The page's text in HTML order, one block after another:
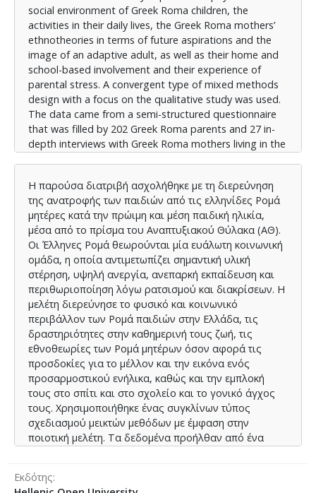
social environment of Greek Roma children, the
activities in their daily lives, the Greek Roma mothers’
ethnotheories in terms of future aspirations and the
image of an adaptive adult, as well as their home and
school-based involvement and their experience of
parental stress. A convergent type of mixed methods
design with a focus on the qualitative study was used.
The data came from a semi-structured questionnaire
that was filled by 202 Greek Roma parents and 27 in-
depth interviews with Greek Roma mothers living in the
The Greek Roma parents had medium to high
educational aspirations and viewed education as
vehicles to upward social mobility and improvement of
living standards. Both the qualitative and quantitative
studies showed Greek Roma parents’ home and
school-based involvement was low. Further analysis
showed that different factors affected the
performance of learning activities in the home for each
age group. Also, the unique role of social support in
the parenting of Greek Roma was revealed. The
qualitative findings showed that the main source of
stress was lack of financial resources. Finally, the results
confirmed that the three subsystems of DN influence
each other and that different aspects of each
subsystem can have a direct or indirect effect on a
different aspect of another subsystem. Practitioners
and policymakers should take this information into
account when developing culturally appropriate
Roma community.
Η παρούσα διατριβή ασχολήθηκε με τη διερεύνηση
της ανατροφής των παιδιών από τις ελληνίδες Ρομά
μητέρες κατά την πρώιμη και μέση παιδική ηλικία,
μέσα από το πρίσμα του Αναπτυξιακού Θύλακα (ΑΘ).
Οι Έλληνες Ρομά θεωρούνται μία ευάλωτη κοινωνική
ομάδα, η οποία αντιμετωπίζει σημαντική υλική
στέρηση, υψηλή ανεργία, ανεπαρκή εκπαίδευση και
περιθωριοποίηση λόγω ρατσισμού και διακρίσεων. Η
μελέτη διερεύνησε το φυσικό και κοινωνικό
περιβάλλον των Ρομά παιδιών στην Ελλάδα, τις
δραστηριότητες στην καθημερινή τους ζωή, τις
εθνοθεωρίες των Ρομά μητέρων όσον αφορά τις
προσδοκίες για το μέλλον και την εικόνα ενός
προσαρμοστικού ενήλικα, καθώς και την εμπλοκή
τους στο σπίτι και στο σχολείο και το γονικό άγχος
τους. Χρησιμοποιήθηκε ένας συγκλίνων τύπος
σχεδιασμού μεικτών μεθόδων με έμφαση στην
ποιοτική μελέτη. Τα δεδομένα προήλθαν από ένα
συνεντεύξεις με Ελληνίδες Ρομά μητέρες που ζουν
Εκδότης